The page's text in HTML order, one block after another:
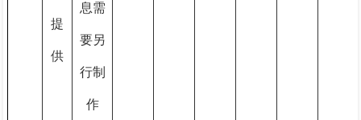
提
供
息需
要另
行制
作